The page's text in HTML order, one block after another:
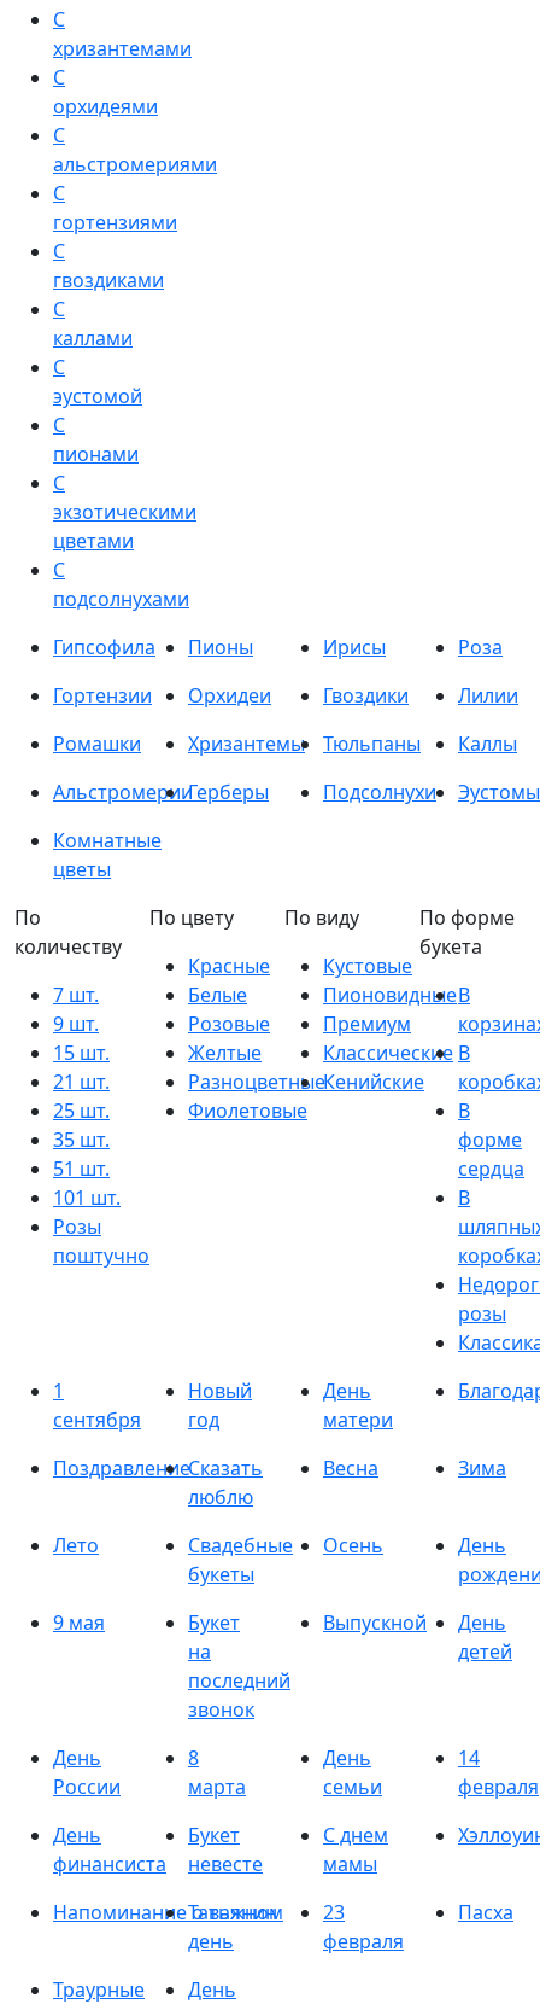
С
хризантемами
С
орхидеями
С
альстромериями
С
гортензиями
С
гвоздиками
С
каллами
С
эустомой
С
пионами
С
экзотическими
цветами
С
подсолнухами
Гипсофила
Пионы Ирисы
Роза
Гортензии
Орхидеи Гвоздики
Лилии
Ромашки
Хризантемы Тюльпаны
Каллы
АльстромерииГерберы Подсолнухи
Эустомы
Комнатные
цветы
По
количеству
7 шт.
9 шт.
15 шт.
21 шт.
25 шт.
35 шт.
51 шт.
101 шт.
Розы
поштучно
По цвету
Красные
Белые
Розовые
Желтые
Разноцветные
Фиолетовые
По виду
Кустовые
Пионовидные
Премиум
Классические
Кенийские
По форме
букета
В
В
В
форме
сердца
В
розы
1
сентября
Новый
год
День
матери
ПоздравлениеСказать
люблю
Весна Зима
Лето
Свадебные
букеты
Осень
День
9 мая
Букет
на
последний
звонок
Выпускной
День
детей
День
России
8
марта
День
семьи
14
февраля
День
финансиста
Букет
невесте
С днем
мамы
Напоминание о важном
Татьянин
день
23
февраля
Пасха
Траурные
День